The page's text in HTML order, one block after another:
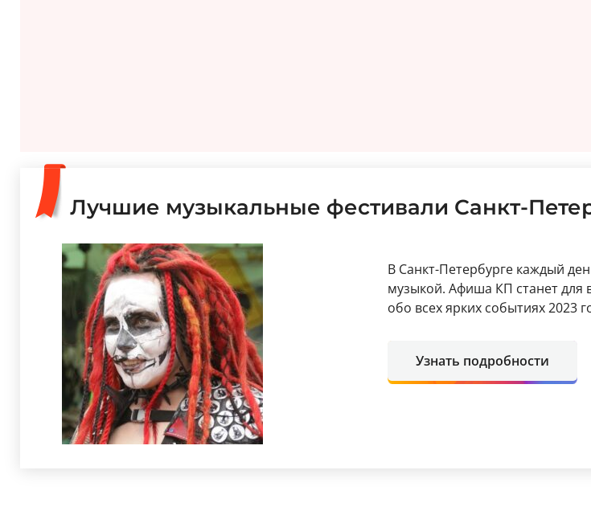
Лучшие музыкальные фестивали Санкт-
В Санкт-Петербурге каждый
музыкой. Афиша КП станет для
обо всех ярких событиях 2023
Узнать подробности